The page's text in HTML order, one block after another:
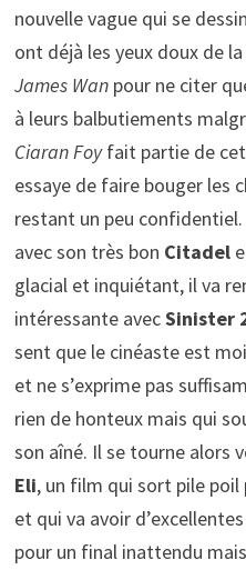
nouvelle vague qui se
ont déjà les yeux doux de
James Wan pour ne citer
à leurs balbutiements
Ciaran Foyfait partie de
essaye de faire bouger les
restant un peu confidentiel.
avec son très bon Citadel
glacial et inquiétant, il va
intéressante avecSinister
sent que le cinéaste est
et ne s’exprime pas
rien de honteux mais qui
son aîné. Il se tourne alors
Eli, un film qui sort pile poil
et qui va avoir
pour un final inattendu